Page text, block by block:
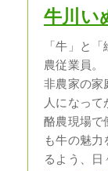
牛川い
「牛」と
農従業員。
非農家の家
人になって
酪農現場で
も牛の魅
るよう、日